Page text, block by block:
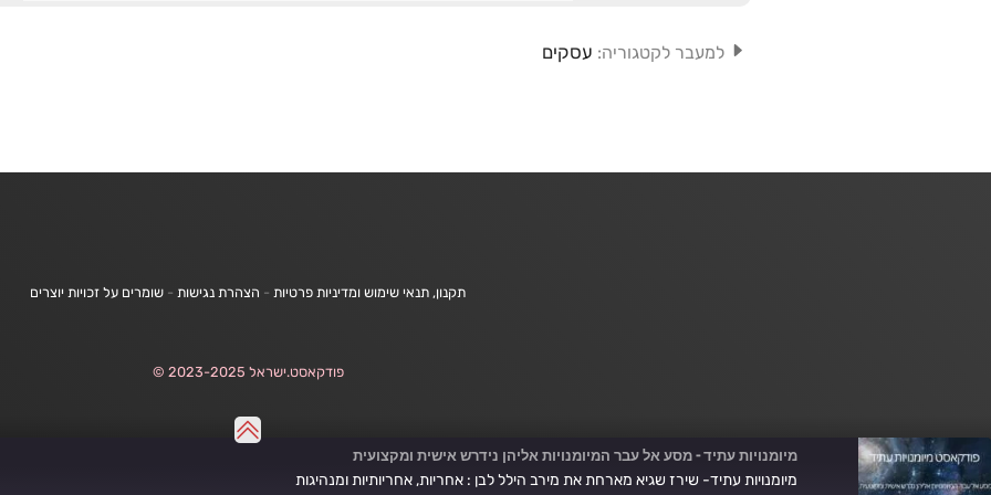
מיומנויות עתיד - מסע אל עבר המיומנויות אליהן נידרש אישית ומקצועית
מיומנויות עתיד- שירז שגיא מארחת את מירב הילל לבן : אחריות, אחריותיות ומנהיגות
למעבר לקטגוריה: עסקים
תקנון, תנאי שימוש ומדיניות פרטיות - הצהרת נגישות - שומרים על זכויות יוצרים
פודקאסט.ישראל 2023-2025 ©